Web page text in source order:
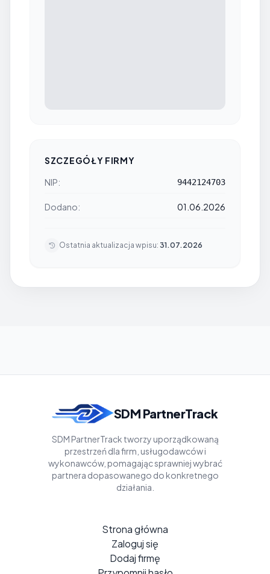
SZCZEGÓŁY FIRMY
NIP:
9442124703
Dodano: 01.06.2026
Ostatnia aktualizacja wpisu: 31.07.2026
SDM PartnerTrack
SDM PartnerTrack tworzy uporządkowaną
przestrzeń dla firm, usługodawców i
wykonawców, pomagając sprawniej wybrać
partnera dopasowanego do konkretnego
działania.
Strona główna
Zaloguj się
Dodaj firmę